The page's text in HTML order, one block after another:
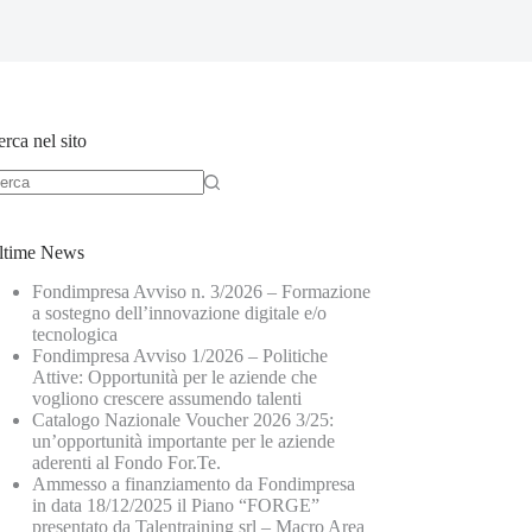
nel sito
News
Fondimpresa Avviso n. 3/2026 – Formazione
a sostegno dell’innovazione digitale e/o
tecnologica
Fondimpresa Avviso 1/2026 – Politiche
Attive: Opportunità per le aziende che
vogliono crescere assumendo talenti
Catalogo Nazionale Voucher 2026 3/25:
un’opportunità importante per le aziende
aderenti al Fondo For.Te.
Ammesso a finanziamento da Fondimpresa
in data 18/12/2025 il Piano “FORGE”
presentato da Talentraining srl – Macro Area